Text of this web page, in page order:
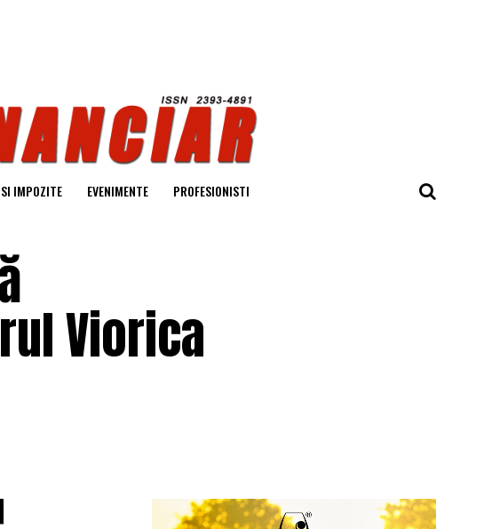
IMPOZITE EVENIMENTE PROFESIONISTI
Viorica